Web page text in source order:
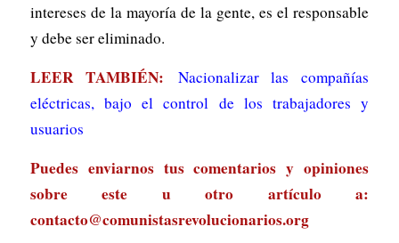
intereses de la mayoría de la gente, es el responsable
y debe ser eliminado.
LEER TAMBIÉN:
Nacionalizar las compañías
eléctricas, bajo el control de los trabajadores y
usuarios
Puedes enviarnos tus comentarios y opiniones
sobre este u otro artículo a:
contacto@comunistasrevolucionarios.org